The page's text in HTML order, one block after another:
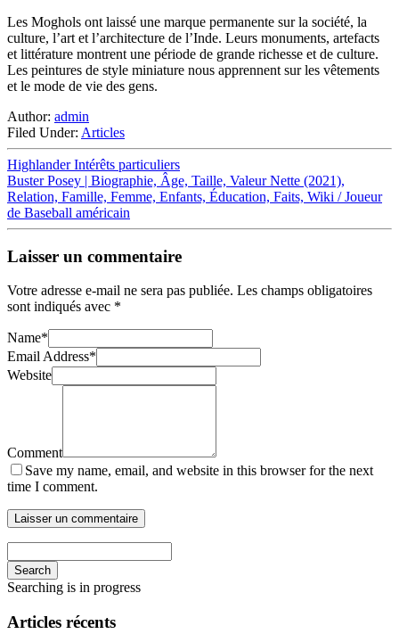
Les Moghols ont laissé une marque permanente sur la société, la
culture, l’art et l’architecture de l’Inde. Leurs monuments, artefacts
et littérature montrent une période de grande richesse et de culture.
Les peintures de style miniature nous apprennent sur les vêtements
et le mode de vie des gens.
Author: admin
Filed Under: Articles
Highlander Intérêts particuliers
Buster Posey | Biographie, Âge, Taille, Valeur Nette (2021),
Relation, Famille, Femme, Enfants, Éducation, Faits, Wiki / Joueur
de Baseball américain
Laisser un commentaire
Votre adresse e-mail ne sera pas publiée. Les champs obligatoires
sont indiqués avec *
Name*
Email Address*
Website
Comment
Save my name, email, and website in this browser for the next
time I comment.
Search
Searching is in progress
Articles récents